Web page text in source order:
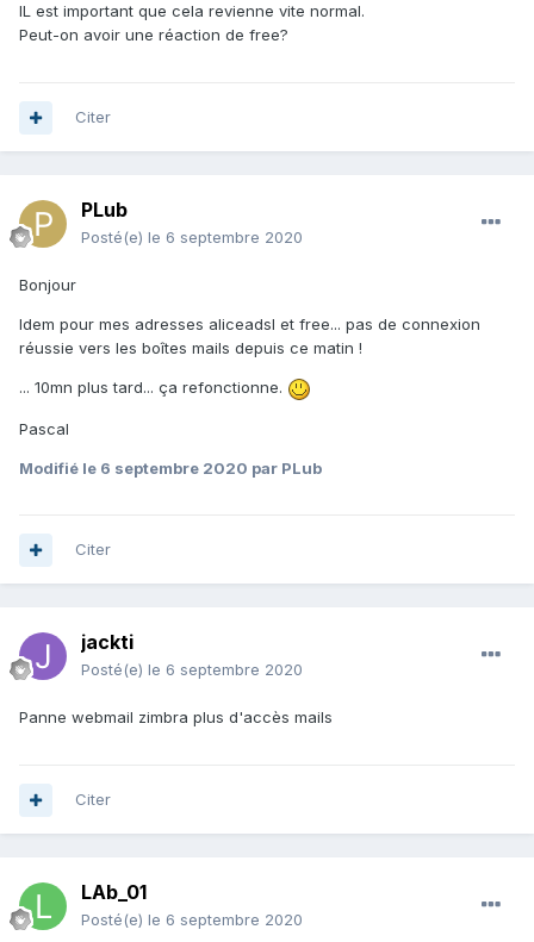
IL est important que cela revienne vite normal.
Peut-on avoir une réaction de free?
Citer
PLub
Posté(e) le 6 septembre 2020
Bonjour
Idem pour mes adresses aliceadsl et free... pas de connexion
réussie vers les boîtes mails depuis ce matin !
... 10mn plus tard... ça refonctionne.
Pascal
Modifié le 6 septembre 2020 par PLub
Citer
jackti
Posté(e) le 6 septembre 2020
Panne webmail zimbra plus d'accès mails
Citer
LAb_01
Posté(e) le 6 septembre 2020